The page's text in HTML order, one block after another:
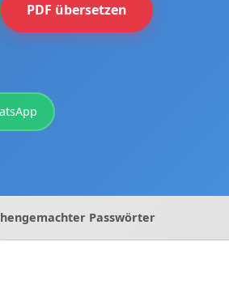
PDF übersetzen
Passwörter